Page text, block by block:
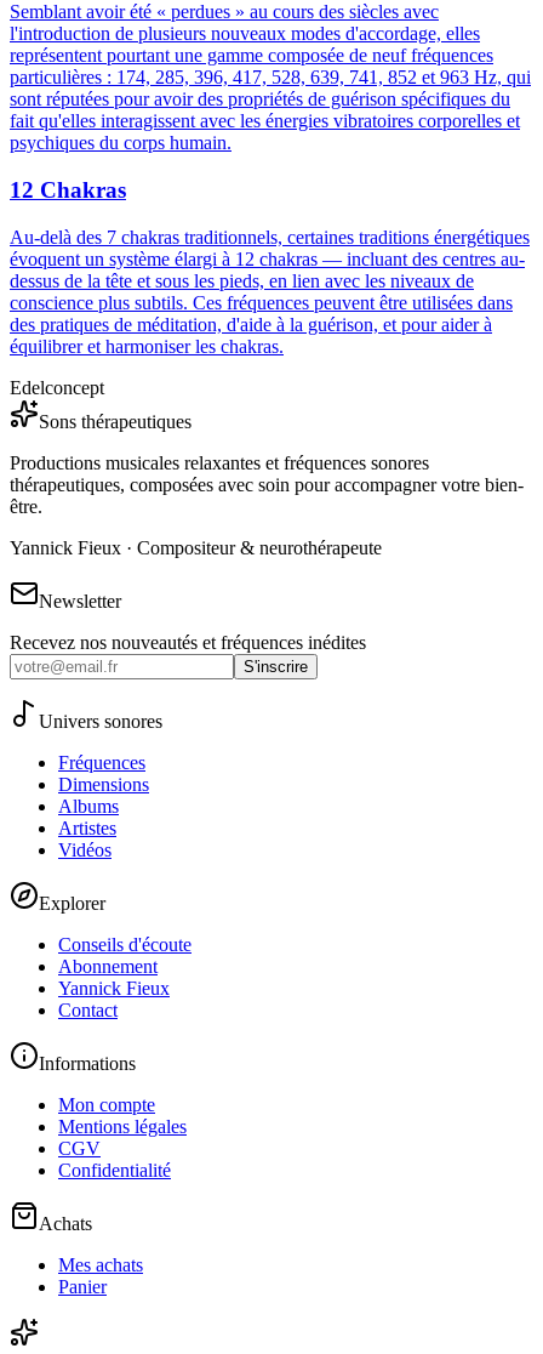
Semblant avoir été « perdues » au cours des siècles avec
l'introduction de plusieurs nouveaux modes d'accordage, elles
représentent pourtant une gamme composée de neuf fréquences
particulières : 174, 285, 396, 417, 528, 639, 741, 852 et 963 Hz, qui
sont réputées pour avoir des propriétés de guérison spécifiques du
fait qu'elles interagissent avec les énergies vibratoires corporelles et
psychiques du corps humain.
12 Chakras
Au-delà des 7 chakras traditionnels, certaines traditions énergétiques
évoquent un système élargi à 12 chakras — incluant des centres au-
dessus de la tête et sous les pieds, en lien avec les niveaux de
conscience plus subtils. Ces fréquences peuvent être utilisées dans
des pratiques de méditation, d'aide à la guérison, et pour aider à
équilibrer et harmoniser les chakras.
Edelconcept
Sons thérapeutiques
Productions musicales relaxantes et fréquences sonores
thérapeutiques, composées avec soin pour accompagner votre bien-
être.
Yannick Fieux · Compositeur & neurothérapeute
Newsletter
Recevez nos nouveautés et fréquences inédites
S'inscrire
Univers sonores
Fréquences
Dimensions
Albums
Artistes
Vidéos
Explorer
Conseils d'écoute
Abonnement
Yannick Fieux
Contact
Informations
Mon compte
Mentions légales
CGV
Confidentialité
Achats
Mes achats
Panier